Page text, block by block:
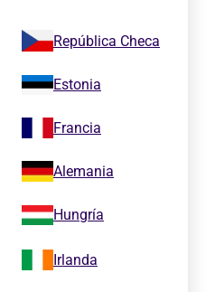
República Checa
Estonia
Francia
Alemania
Hungría
Irlanda